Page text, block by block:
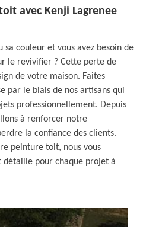
avec Kenji Lagrenee
couleur et vous avez besoin de
le revivifier ? Cette perte de
de votre maison. Faites
par le biais de nos artisans qui
professionnellement. Depuis
à renforcer notre
la confiance des clients.
peinture toit, nous vous
pour chaque projet à